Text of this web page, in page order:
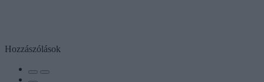
Hozzászólások